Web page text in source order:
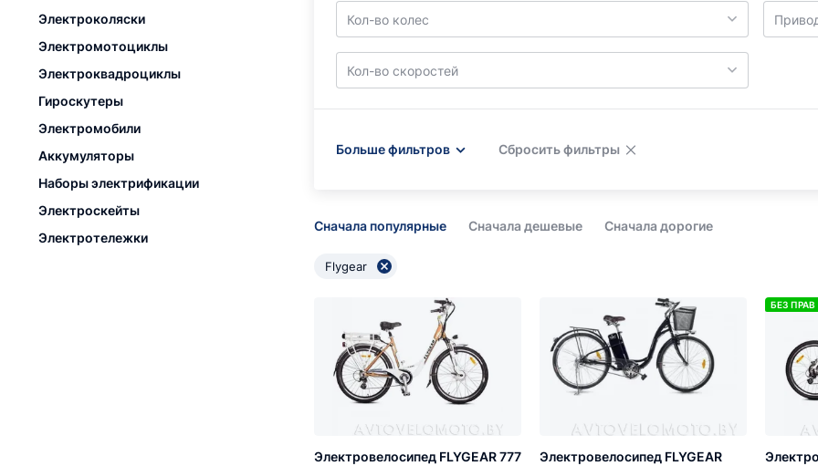
Электроколяски
Электромотоциклы
Электроквадроциклы
Гироскутеры
Электромобили
Аккумуляторы
Наборы электрификации
Электроскейты
Электротележки
Кол-во колес
Кол-во скоростей
Больше фильтров Сбросить фильтры
Сначала популярные Сначала дешевые Сначала дорогие
Flygear
Электровелосипед FLYGEAR 777
Электровелосипед FLYGEAR
БЕЗ ПРАВ